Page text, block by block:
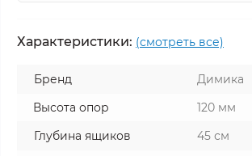
Характеристики: (смотреть все)
Бренд
Димика
Высота опор
120 мм
Глубина ящиков
45 см